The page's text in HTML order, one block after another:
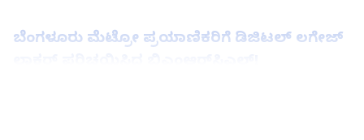
ಬೆಂಗಳೂರು ಮೆಟ್ರೋ ಪ್ರಯಾಣಿಕರಿಗೆ ಡಿಜಿಟಲ್ ಲಗೇಜ್